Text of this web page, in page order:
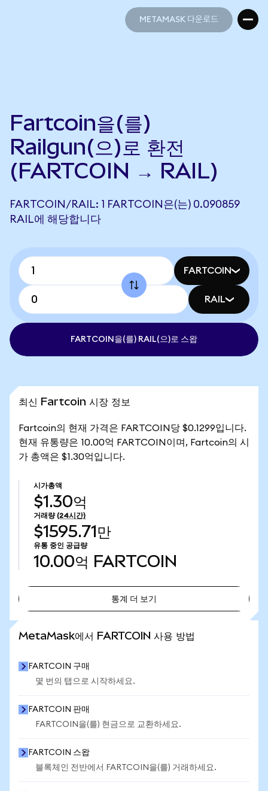
METAMASK 다운로드
Fartcoin을(를)
Railgun(으)로 환전
(FARTCOIN → RAIL)
FARTCOIN/RAIL: 1 FARTCOIN은(는) 0.090859
RAIL에 해당합니다
FARTCOIN
RAIL
FARTCOIN을(를) RAIL(으)로 스왑
최신 Fartcoin 시장 정보
Fartcoin의 현재 가격은 FARTCOIN당 $0.1299입니다.
현재 유통량은 10.00억 FARTCOIN이며, Fartcoin의 시
가 총액은 $1.30억입니다.
시가총액
$1.30억
거래량 (24시간)
$1595.71만
유통 중인 공급량
10.00억 FARTCOIN
통계 더 보기
MetaMask에서 FARTCOIN 사용 방법
FARTCOIN 구매
몇 번의 탭으로 시작하세요.
FARTCOIN 판매
FARTCOIN을(를) 현금으로 교환하세요.
FARTCOIN 스왑
블록체인 전반에서 FARTCOIN을(를) 거래하세요.